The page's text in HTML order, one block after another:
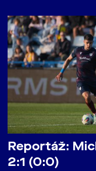
Reportáž:
2:1 (0:0)